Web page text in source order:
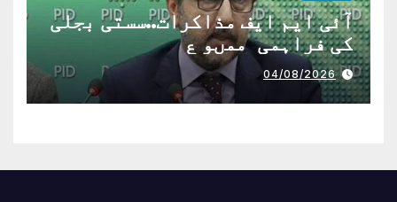
آئی ایم ایف مذاکرات..سستی بجلی
کی فراہمی ممںو ع
04/08/2026